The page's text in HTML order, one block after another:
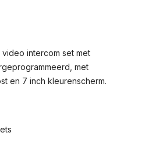
video intercom set met
met
en 7 inch kleurenscherm.